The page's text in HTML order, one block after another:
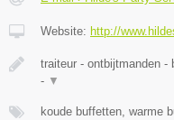
Website: http://
traiteur - ontbijtmanden -
- ▼
koude buffetten, warme